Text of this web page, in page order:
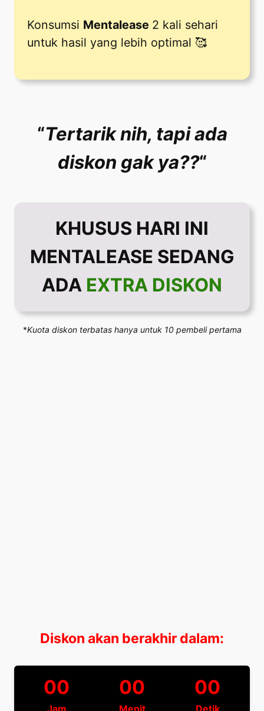
Konsumsi Mentalease 2 kali sehari
untuk hasil yang lebih optimal 🥰
“Tertarik nih, tapi ada
diskon gak ya??“
KHUSUS HARI INI
MENTALEASE SEDANG
ADA EXTRA DISKON
*Kuota diskon terbatas hanya untuk 10 pembeli pertama
Diskon akan berakhir dalam:
00 00 00